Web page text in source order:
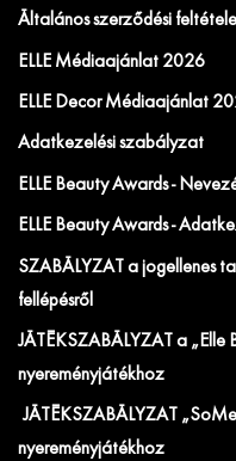
Általános szerződési
ELLE Médiaajánlat 2026
ELLE Decor Médiaajánlat
Adatkezelési szabályzat
ELLE Beauty Awards -
ELLE Beauty Awards -
SZABÁLYZAT a jogellenes
fellépésről
JÁTÉKSZABÁLYZAT a
nyereményjátékhoz
JÁTÉKSZABÁLYZAT „SoMe
nyereményjátékhoz